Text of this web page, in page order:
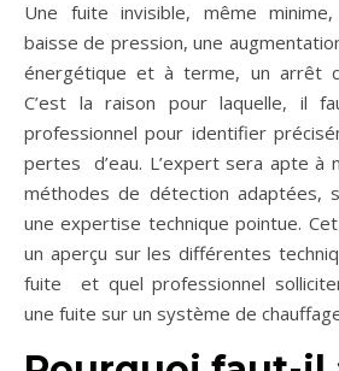
Une fuite invisible, même
baisse de pression, une
énergétique et à terme, un arrêt
C’est la raison pour laquelle, il
professionnel pour identifier
pertes d’eau. L’expert sera apte
méthodes de détection adaptées,
une expertise technique pointue.
un aperçu sur les différentes
fuite et quel professionnel
une fuite sur un système de